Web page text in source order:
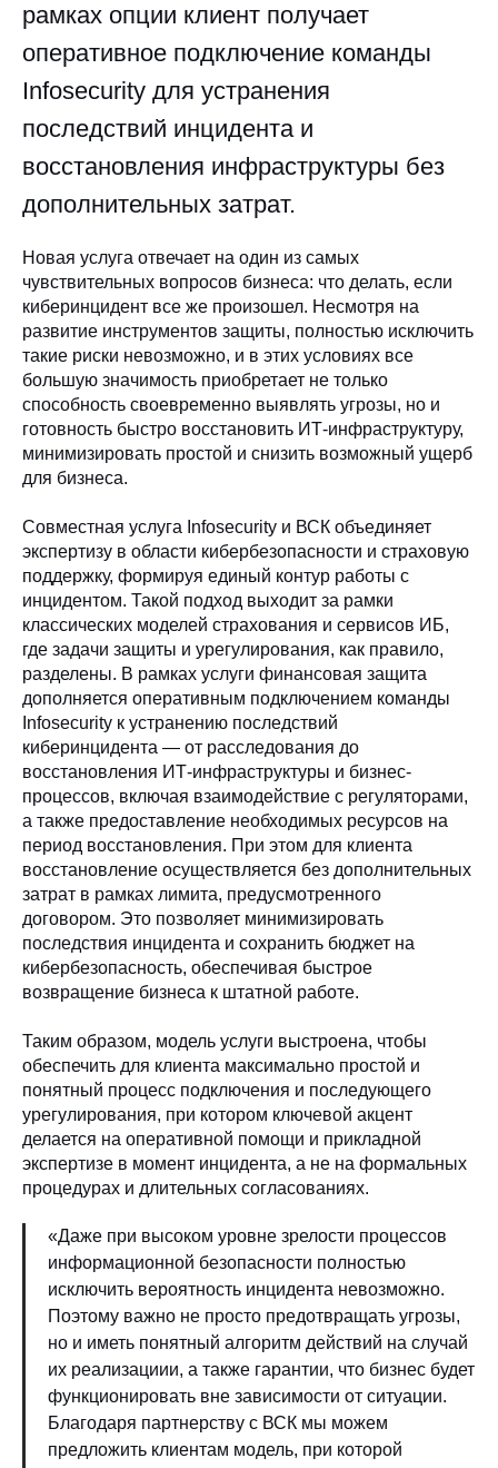
рамках опции клиент получает
оперативное подключение команды
Infosecurity для устранения
последствий инцидента и
восстановления инфраструктуры без
дополнительных затрат.
Новая услуга отвечает на один из самых
чувствительных вопросов бизнеса: что делать, если
киберинцидент все же произошел. Несмотря на
развитие инструментов защиты, полностью исключить
такие риски невозможно, и в этих условиях все
большую значимость приобретает не только
способность своевременно выявлять угрозы, но и
готовность быстро восстановить ИТ-инфраструктуру,
минимизировать простой и снизить возможный ущерб
для бизнеса.
Совместная услуга Infosecurity и ВСК объединяет
экспертизу в области кибербезопасности и страховую
поддержку, формируя единый контур работы с
инцидентом. Такой подход выходит за рамки
классических моделей страхования и сервисов ИБ,
где задачи защиты и урегулирования, как правило,
разделены. В рамках услуги финансовая защита
дополняется оперативным подключением команды
Infosecurity к устранению последствий
киберинцидента — от расследования до
восстановления ИТ-инфраструктуры и бизнес-
процессов, включая взаимодействие с регуляторами,
а также предоставление необходимых ресурсов на
период восстановления. При этом для клиента
восстановление осуществляется без дополнительных
затрат в рамках лимита, предусмотренного
договором. Это позволяет минимизировать
последствия инцидента и сохранить бюджет на
кибербезопасность, обеспечивая быстрое
возвращение бизнеса к штатной работе.
Таким образом, модель услуги выстроена, чтобы
обеспечить для клиента максимально простой и
понятный процесс подключения и последующего
урегулирования, при котором ключевой акцент
делается на оперативной помощи и прикладной
экспертизе в момент инцидента, а не на формальных
процедурах и длительных согласованиях.
«Даже при высоком уровне зрелости процессов
информационной безопасности полностью
исключить вероятность инцидента невозможно.
Поэтому важно не просто предотвращать угрозы,
но и иметь понятный алгоритм действий на случай
их реализациии, а также гарантии, что бизнес будет
функционировать вне зависимости от ситуации.
Благодаря партнерству с ВСК мы можем
предложить клиентам модель, при которой